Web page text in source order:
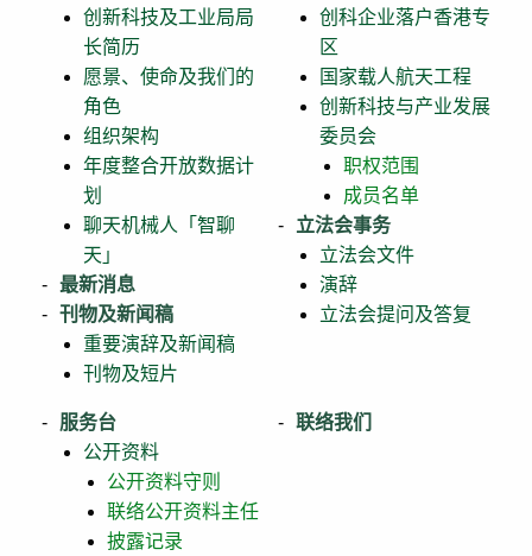
创新科技及工业局局
长简历
愿景、使命及我们的
角色
组织架构
年度整合开放数据计
划
聊天机械人「智聊
天」
最新消息
刊物及新闻稿
重要演辞及新闻稿
刊物及短片
创科企业落户香港专
区
国家载人航天工程
创新科技与产业发展
委员会
职权范围
成员名单
立法会事务
立法会文件
演辞
立法会提问及答复
服务台
公开资料
公开资料守则
联络公开资料主任
披露记录
联络我们